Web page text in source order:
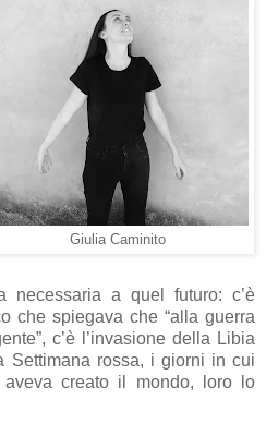
Giulia Caminito
necessaria a quel futuro: c’è
che spiegava che “alla guerra
c’è l’invasione della Libia
Settimana rossa, i giorni in cui
aveva creato il mondo, loro lo